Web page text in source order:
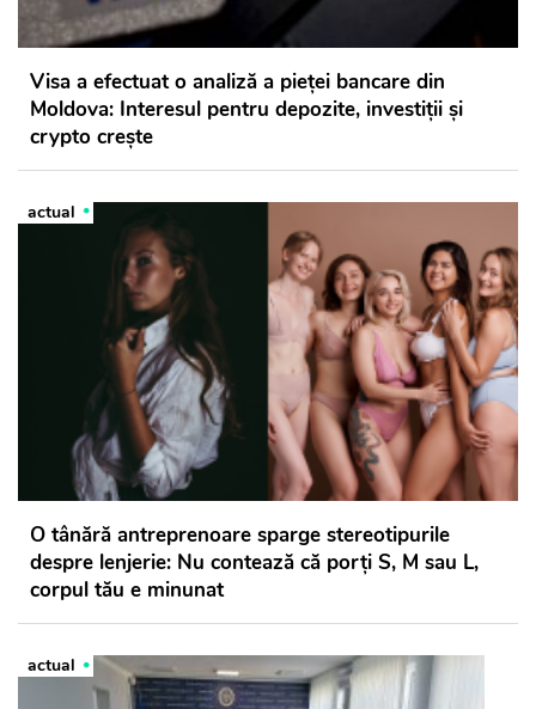
Visa a efectuat o analiză a pieței bancare din
Moldova: Interesul pentru depozite, investiții și
crypto crește
actual
O tânără antreprenoare sparge stereotipurile
despre lenjerie: Nu contează că porți S, M sau L,
corpul tău e minunat
actual